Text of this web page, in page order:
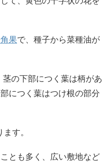
果で、種子から菜種油が
の下部につく葉は柄があ
につく葉はつけ根の部分
す。
とも多く、広い敷地など